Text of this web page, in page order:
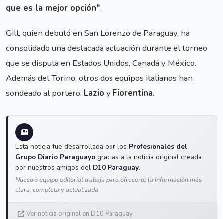
que es la mejor opción".
Gill, quien debutó en San Lorenzo de Paraguay, ha
consolidado una destacada actuación durante el torneo
que se disputa en Estados Unidos, Canadá y México.
Además del Torino, otros dos equipos italianos han
sondeado al portero: Lazio y Fiorentina.
Esta noticia fue desarrollada por los Profesionales del
Grupo Diario Paraguayo gracias a la noticia original creada
por nuestros amigos del D10 Paraguay.
Nuestro equipo editorial trabaja para ofrecerte la información más
clara, completa y actualizada.
Ver noticia original en D10 Paraguay